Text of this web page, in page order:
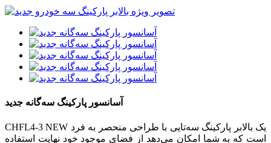
آسانسور پارکینگ سه‌گانه جدید
CHFL4-3 NEW یک بالابر پارکینگ سه‌تایی با طراحی منحصر به فرد
است که به شما امکان می‌دهد از فضای موجود خود نهایت استفاده